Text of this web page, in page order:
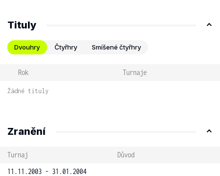
Tituly
Dvouhry Čtyřhry Smíšené čtyřhry
Rok Turnaje
Žádné tituly
Zranění
Turnaj
Důvod
11.11.2003 - 31.01.2004